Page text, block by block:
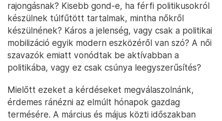
rajongásnak? Kisebb gond-e, ha férfi politikusokról
készülnek túlfűtött tartalmak, mintha nőkről
készülnének? Káros a jelenség, vagy csak a politikai
mobilizáció egyik modern eszközéről van szó? A női
szavazók emiatt vonódtak be aktívabban a
politikába, vagy ez csak csúnya leegyszerűsítés?
Mielőtt ezeket a kérdéseket megválaszolnánk,
érdemes ránézni az elmúlt hónapok gazdag
termésére. A március és május közti időszakban